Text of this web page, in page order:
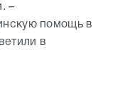
–
помощь в
в